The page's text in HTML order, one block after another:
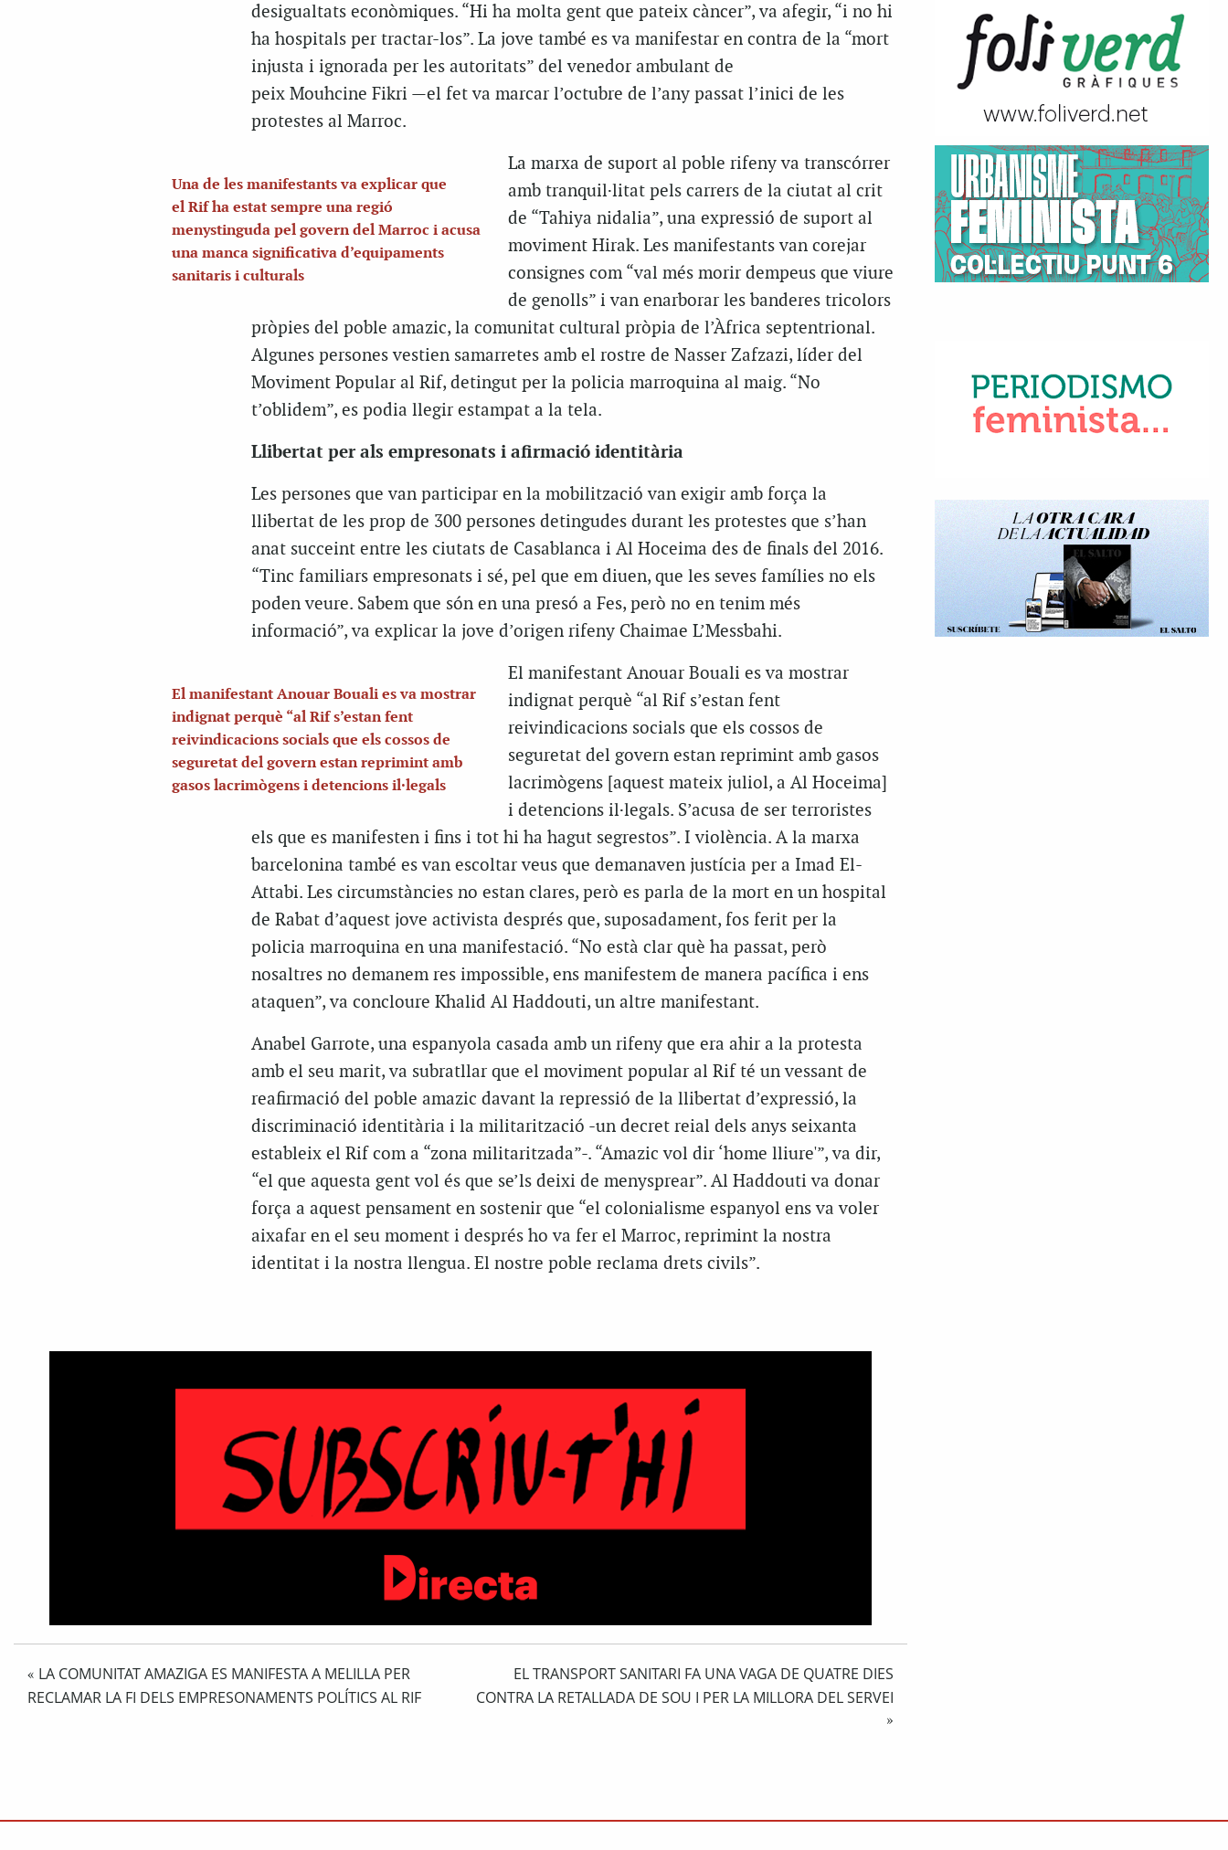
desigualtats econòmiques. “Hi ha molta gent que pateix càncer”, va afegir, “i no hi
ha hospitals per tractar-los”. La jove també es va manifestar en contra de la “mort
injusta i ignorada per les autoritats” del venedor ambulant de
peix Mouhcine Fikri —el fet va marcar l’octubre de l’any passat l’inici de les
protestes al Marroc.
Una de les manifestants va explicar que
el Rif ha estat sempre una regió
menystinguda pel govern del Marroc i acusa
una manca significativa d’equipaments
sanitaris i culturals
La marxa de suport al poble rifeny va transcórrer
amb tranquil·litat pels carrers de la ciutat al crit
de “Tahiya nidalia”, una expressió de suport al
moviment Hirak. Les manifestants van corejar
consignes com “val més morir dempeus que viure
de genolls” i van enarborar les banderes tricolors
pròpies del poble amazic, la comunitat cultural pròpia de l’Àfrica septentrional.
Algunes persones vestien samarretes amb el rostre de Nasser Zafzazi, líder del
Moviment Popular al Rif, detingut per la policia marroquina al maig. “No
t’oblidem”, es podia llegir estampat a la tela.
Llibertat per als empresonats i afirmació identitària
Les persones que van participar en la mobilització van exigir amb força la
llibertat de les prop de 300 persones detingudes durant les protestes que s’han
anat succeint entre les ciutats de Casablanca i Al Hoceima des de finals del 2016.
“Tinc familiars empresonats i sé, pel que em diuen, que les seves famílies no els
poden veure. Sabem que són en una presó a Fes, però no en tenim més
informació”, va explicar la jove d’origen rifeny Chaimae L’Messbahi.
El manifestant Anouar Bouali es va mostrar
indignat perquè “al Rif s’estan fent
reivindicacions socials que els cossos de
seguretat del govern estan reprimint amb
gasos lacrimògens i detencions il·legals
El manifestant Anouar Bouali es va mostrar
indignat perquè “al Rif s’estan fent
reivindicacions socials que els cossos de
seguretat del govern estan reprimint amb gasos
lacrimògens [aquest mateix juliol, a Al Hoceima]
i detencions il·legals. S’acusa de ser terroristes
els que es manifesten i fins i tot hi ha hagut segrestos”. I violència. A la marxa
barcelonina també es van escoltar veus que demanaven justícia per a Imad El-
Attabi. Les circumstàncies no estan clares, però es parla de la mort en un hospital
de Rabat d’aquest jove activista després que, suposadament, fos ferit per la
policia marroquina en una manifestació. “No està clar què ha passat, però
nosaltres no demanem res impossible, ens manifestem de manera pacífica i ens
ataquen”, va concloure Khalid Al Haddouti, un altre manifestant.
Anabel Garrote, una espanyola casada amb un rifeny que era ahir a la protesta
amb el seu marit, va subratllar que el moviment popular al Rif té un vessant de
reafirmació del poble amazic davant la repressió de la llibertat d’expressió, la
discriminació identitària i la militarització -un decret reial dels anys seixanta
estableix el Rif com a “zona militaritzada”-. “Amazic vol dir ‘home lliure'”, va dir,
“el que aquesta gent vol és que se’ls deixi de menysprear”. Al Haddouti va donar
força a aquest pensament en sostenir que “el colonialisme espanyol ens va voler
aixafar en el seu moment i després ho va fer el Marroc, reprimint la nostra
identitat i la nostra llengua. El nostre poble reclama drets civils”.
« LA COMUNITAT AMAZIGA ES MANIFESTA A MELILLA PER
RECLAMAR LA FI DELS EMPRESONAMENTS POLÍTICS AL RIF
EL TRANSPORT SANITARI FA UNA VAGA DE QUATRE DIES
CONTRA LA RETALLADA DE SOU I PER LA MILLORA DEL SERVEI
»